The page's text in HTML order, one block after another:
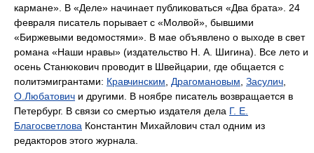
кармане». В «Деле» начинает публиковаться «Два брата». 24
февраля писатель порывает с «Молвой», бывшими
«Биржевыми ведомостями». В мае объявлено о выходе в свет
романа «Наши нравы» (издательство Н. А. Шигина). Все лето и
осень Станюкович проводит в Швейцарии, где общается с
политэмигрантами: Кравчинским, Драгомановым, Засулич,
О.Любатович и другими. В ноябре писатель возвращается в
Петербург. В связи со смертью издателя дела Г. Е.
Благосветлова Константин Михайлович стал одним из
редакторов этого журнала.